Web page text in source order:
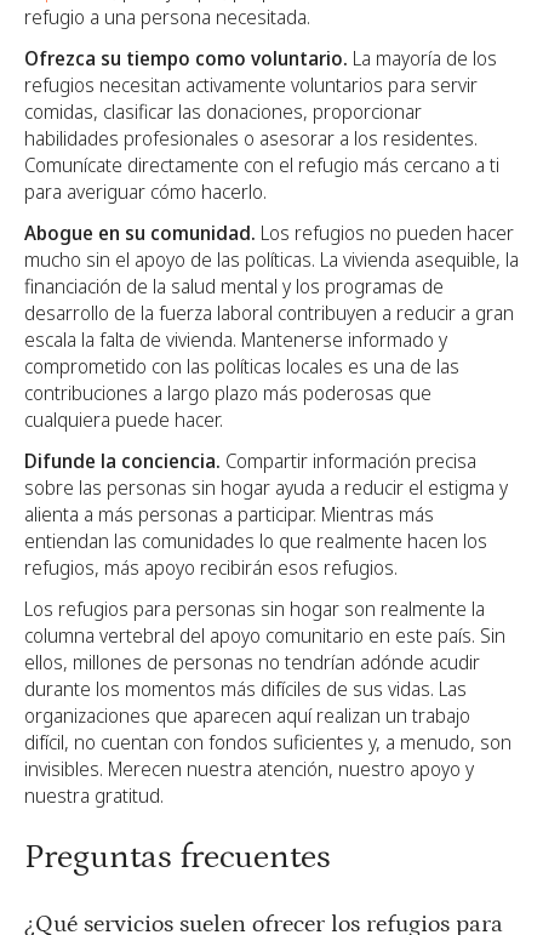
refugio a una persona necesitada.
Ofrezca su tiempo como voluntario. La mayoría de los
refugios necesitan activamente voluntarios para servir
comidas, clasificar las donaciones, proporcionar
habilidades profesionales o asesorar a los residentes.
Comunícate directamente con el refugio más cercano a ti
para averiguar cómo hacerlo.
Abogue en su comunidad. Los refugios no pueden hacer
mucho sin el apoyo de las políticas. La vivienda asequible, la
financiación de la salud mental y los programas de
desarrollo de la fuerza laboral contribuyen a reducir a gran
escala la falta de vivienda. Mantenerse informado y
comprometido con las políticas locales es una de las
contribuciones a largo plazo más poderosas que
cualquiera puede hacer.
Difunde la conciencia. Compartir información precisa
sobre las personas sin hogar ayuda a reducir el estigma y
alienta a más personas a participar. Mientras más
entiendan las comunidades lo que realmente hacen los
refugios, más apoyo recibirán esos refugios.
Los refugios para personas sin hogar son realmente la
columna vertebral del apoyo comunitario en este país. Sin
ellos, millones de personas no tendrían adónde acudir
durante los momentos más difíciles de sus vidas. Las
organizaciones que aparecen aquí realizan un trabajo
difícil, no cuentan con fondos suficientes y, a menudo, son
invisibles. Merecen nuestra atención, nuestro apoyo y
nuestra gratitud.
Preguntas frecuentes
¿Qué servicios suelen ofrecer los refugios para